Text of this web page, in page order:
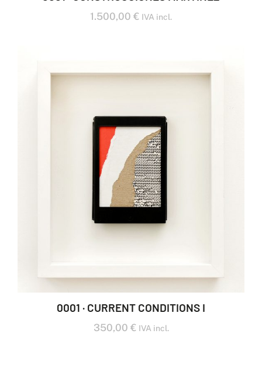
1.500,00 € IVA incl.
0001 · CURRENT CONDITIONS I
350,00 € IVA incl.